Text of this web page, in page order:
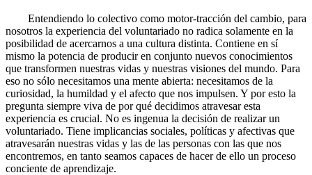
Entendiendo lo colectivo como motor-tracción del cambio, para
nosotros la experiencia del voluntariado no radica solamente en la
posibilidad de acercarnos a una cultura distinta. Contiene en sí
mismo la potencia de producir en conjunto nuevos conocimientos
que transformen nuestras vidas y nuestras visiones del mundo. Para
eso no sólo necesitamos una mente abierta: necesitamos de la
curiosidad, la humildad y el afecto que nos impulsen. Y por esto la
pregunta siempre viva de por qué decidimos atravesar esta
experiencia es crucial. No es ingenua la decisión de realizar un
voluntariado. Tiene implicancias sociales, políticas y afectivas que
atravesarán nuestras vidas y las de las personas con las que nos
encontremos, en tanto seamos capaces de hacer de ello un proceso
conciente de aprendizaje.